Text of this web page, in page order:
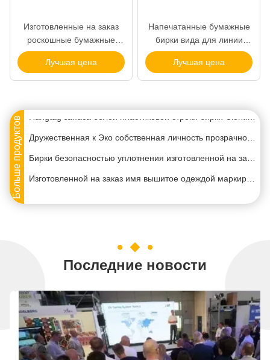
Изготовленные на заказ
роскошные бумажные
бирки вида для бренда
одежды выбивают бирки
логотипа серебряной
Лучшая цена
Напечатанные бумажные
бирки вида для линии
логотипа одежды
серебряной фольги
пластиковой бирки
покрывая
Лучшая цена
Больше продуктов
Именные теги напечатаемые персонализированные значки с щитком безопасности для конференций
Фасонируйте пластиковую строку одежды маркирует бирки названия фирмы для логотипа одежд изготовленного на заказ
Hangtag запаса белой пластиковой строки бирки Clohting черный с изготовителем фермуара пули
Нетканые сумки для ногтей печать рекламные нетканые сумки для покупок с индивидуальным логотипом
Ламмированные торты из тканей из ПП с ручками
Напечатанные полиэтиленовые полиэтиленовые пакеты с логотипом многоразовые полиэтиленовые пакеты с рукоятками
Напечатанный нетканый торговая сумка черный рюкзак для подарков для мероприятий
Последние новости